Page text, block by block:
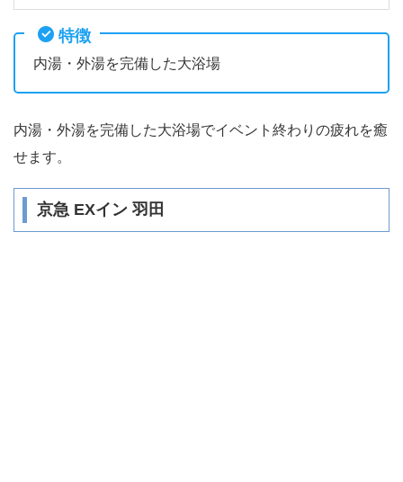
特徴
内湯・外湯を完備した大浴場
内湯・外湯を完備した大浴場でイベント終わりの疲れを癒
せます。
京急 EXイン 羽田